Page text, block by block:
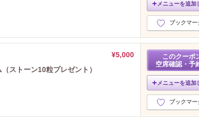
メニューを追加
ブックマー
¥5,000
ストーン10粒プレゼント）
このクーポ
空席確認・予
メニューを追加
ブックマー